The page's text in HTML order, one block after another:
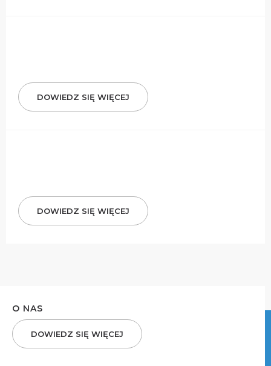
DOWIEDZ SIĘ WIĘCEJ
DOWIEDZ SIĘ WIĘCEJ
O NAS
DOWIEDZ SIĘ WIĘCEJ